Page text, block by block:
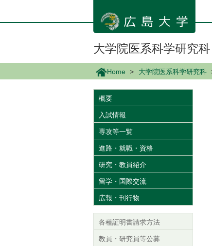
ン
大学院医系科学研究科
Home 大学院医系科学研究科
概要
入試情報
専攻等一覧
進路・就職・資格
研究・教員紹介
留学・国際交流
広報・刊行物
各種証明書請求方法
教員・研究員等公募